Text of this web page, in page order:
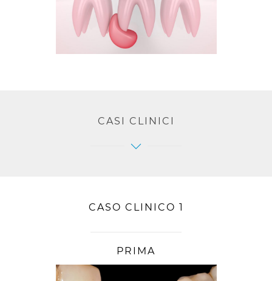
CASI CLINICI
CASO CLINICO 1
PRIMA